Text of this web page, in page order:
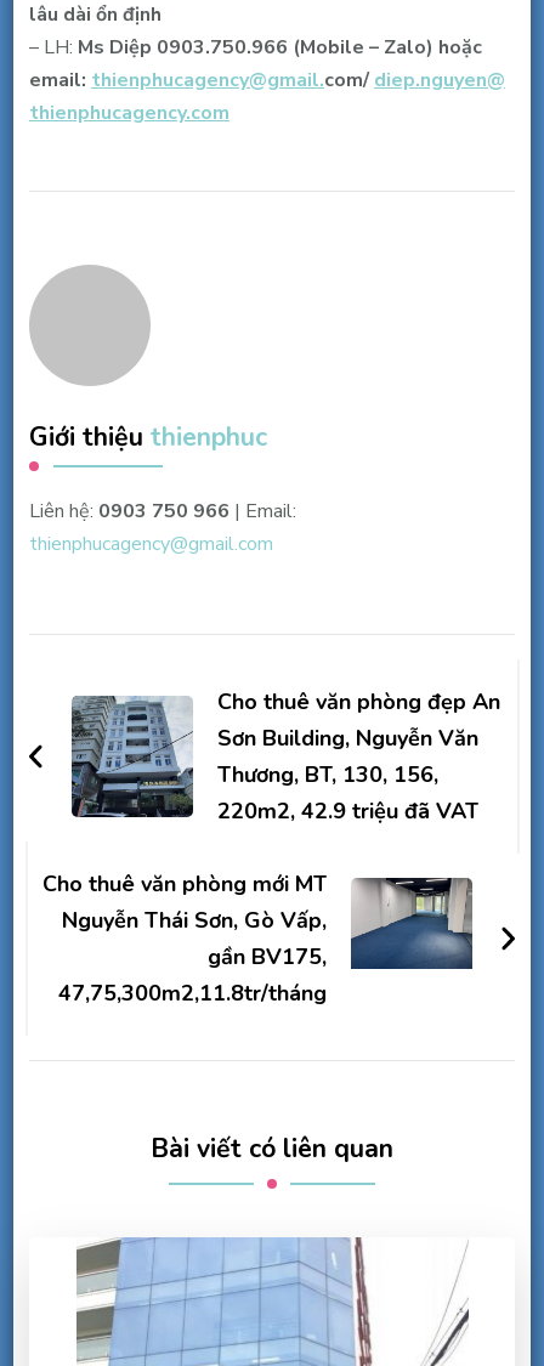
lâu dài ổn định
– LH: Ms Diệp 0903.750.966 (Mobile – Zalo) hoặc
email: thienphucagency@gmail.com/diep.nguyen@
thienphucagency.com
Giới thiệu thienphuc
Liên hệ: 0903 750 966 | Email:
thienphucagency@gmail.com
hướng
bài
viết
Cho thuê văn phòng đẹp An
Sơn Building, Nguyễn Văn
Thương, BT, 130, 156,
220m2, 42.9 triệu đã VAT
Cho thuê văn phòng mới MT
Nguyễn Thái Sơn, Gò Vấp,
gần BV175,
47,75,300m2,11.8tr/tháng
Bài viết có liên quan